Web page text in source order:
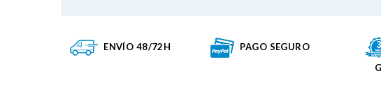
ENVÍO 48/72H PAGO SEGURO